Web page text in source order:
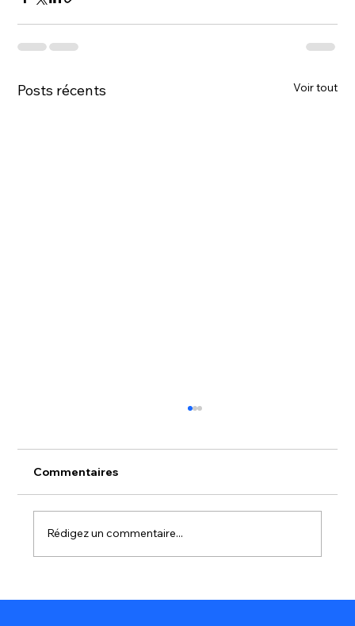
Posts récents Voir tout
Commentaires
Rédigez un commentaire...